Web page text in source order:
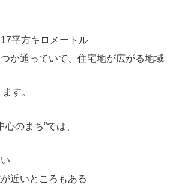
平方キロメートル
か通っていて、住宅地が広がる地域
す。
のまち”では、
近いところもある